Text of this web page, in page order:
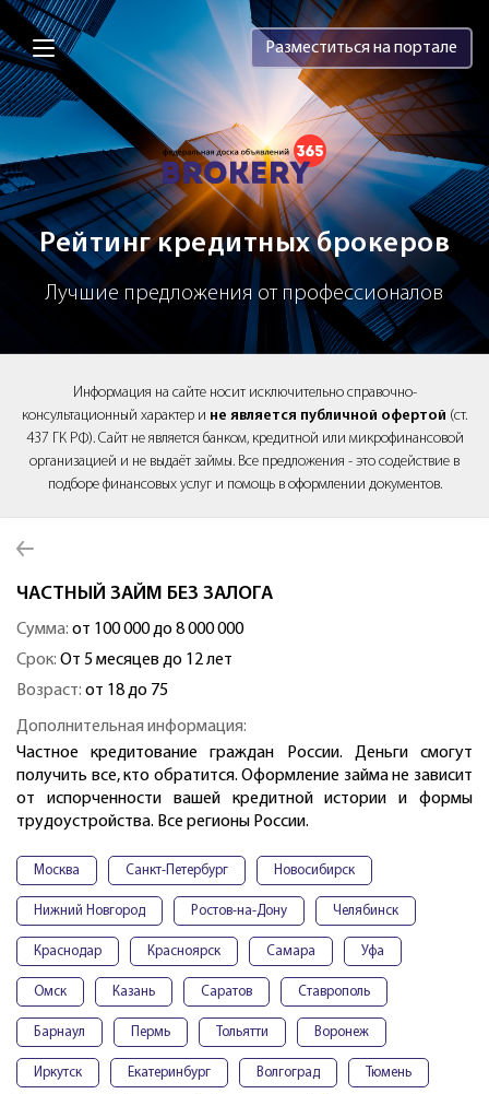
Brokery365 - Рейтинг кредитных
Разместиться на портале
Рейтинг кредитных брокеров
Лучшие предложения от профессионалов
Информация на сайте носит исключительно справочно-
консультационный характер и не является публичной офертой (ст.
437 ГК РФ). Сайт не является банком, кредитной или микрофинансовой
организацией и не выдаёт займы. Все предложения - это содействие в
подборе финансовых услуг и помощь в оформлении документов.
ЧАСТНЫЙ ЗАЙМ БЕЗ ЗАЛОГА
Сумма: от 100 000 до 8 000 000
Срок: От 5 месяцев до 12 лет
Возраст: от 18 до 75
Дополнительная информация:
Частное кредитование граждан России. Деньги смогут
получить все, кто обратится. Оформление займа не зависит
от испорченности вашей кредитной истории и формы
трудоустройства. Все регионы России.
Москва Санкт-Петербург Новосибирск
Нижний Новгород Ростов-на-Дону Челябинск
Краснодар Красноярск Самара Уфа
Омск Казань Саратов Ставрополь
Барнаул Пермь Тольятти Воронеж
Иркутск Екатеринбург Волгоград Тюмень